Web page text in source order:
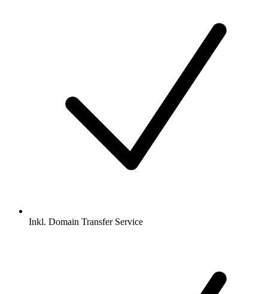
Inkl. Domain Transfer Service